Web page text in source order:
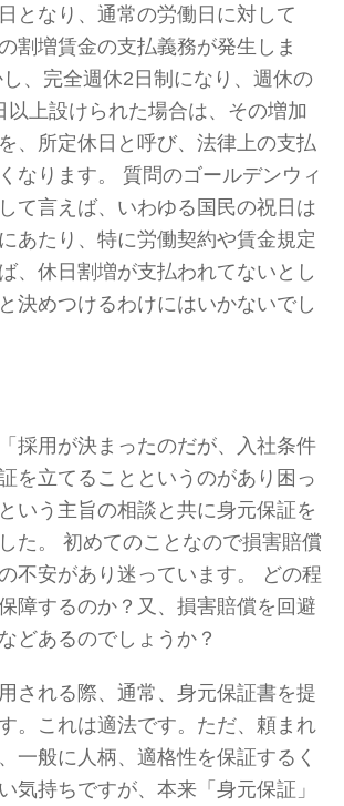
となり、通常の労働日に対して
割増賃金の支払義務が発生しま
、完全週休2日制になり、週休の
以上設けられた場合は、その増加
、所定休日と呼び、法律上の支払
なります。 質問のゴールデンウィ
て言えば、いわゆる国民の祝日は
あたり、特に労働契約や賃金規定
、休日割増が支払われてないとし
決めつけるわけにはいかないでし
採用が決まったのだが、入社条件
を立てることというのがあり困っ
いう主旨の相談と共に身元保証を
た。 初めてのことなので損害賠償
不安があり迷っています。 どの程
障するのか？又、損害賠償を回避
どあるのでしょうか？
される際、通常、身元保証書を提
。これは適法です。ただ、頼まれ
一般に人柄、適格性を保証するく
気持ちですが、本来「身元保証」